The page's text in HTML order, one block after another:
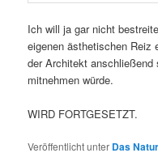
Ich will ja gar nicht
eigenen ästhetischen Reiz
der Architekt anschließend
mitnehmen würde.
WIRD FORTGESETZT.
Veröffentlicht unter Das